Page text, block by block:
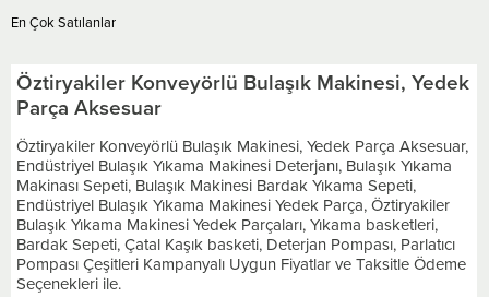
En Çok Satılanlar
Öztiryakiler Konveyörlü Bulaşık Makinesi, Yedek
Parça Aksesuar
Öztiryakiler Konveyörlü Bulaşık Makinesi, Yedek Parça Aksesuar,
Endüstriyel Bulaşık Yıkama Makinesi Deterjanı, Bulaşık Yıkama
Makinası Sepeti, Bulaşık Makinesi Bardak Yıkama Sepeti,
Endüstriyel Bulaşık Yıkama Makinesi Yedek Parça, Öztiryakiler
Bulaşık Yıkama Makinesi Yedek Parçaları, Yıkama basketleri,
Bardak Sepeti, Çatal Kaşık basketi, Deterjan Pompası, Parlatıcı
Pompası Çeşitleri Kampanyalı Uygun Fiyatlar ve Taksitle Ödeme
Seçenekleri ile.